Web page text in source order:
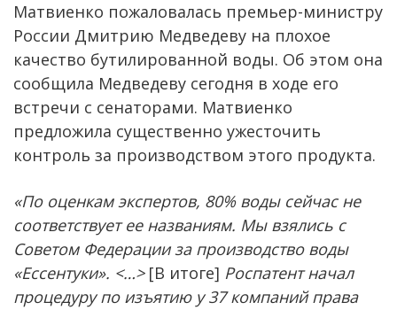
Матвиенко пожаловалась премьер-министру
России Дмитрию Медведеву на плохое
качество бутилированной воды. Об этом она
сообщила Медведеву сегодня в ходе его
встречи с сенаторами. Матвиенко
предложила существенно ужесточить
контроль за производством этого продукта.
«По оценкам экспертов, 80% воды сейчас не
соответствует ее названиям. Мы взялись с
Советом Федерации за производство воды
«Ессентуки». <…> [В итоге] Роспатент начал
процедуру по изъятию у 37 компаний права